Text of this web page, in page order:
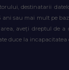
destinatarii
ani sau mai mult pe
aveți dreptul de
duce la